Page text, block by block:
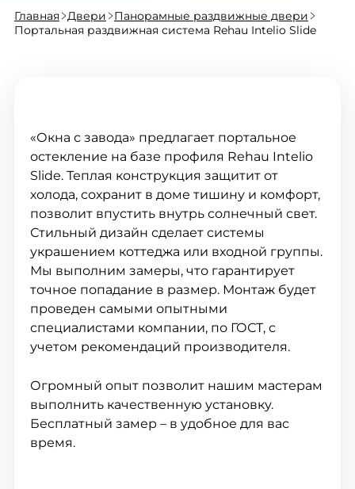
Главная Двери
Панорамные раздвижные двери
Портальная раздвижная система Rehau Intelio Slide
«Окна с завода» предлагает портальное
остекление на базе профиля Rehau Intelio
Slide. Теплая конструкция защитит от
холода, сохранит в доме тишину и комфорт,
позволит впустить внутрь солнечный свет.
Стильный дизайн сделает системы
украшением коттеджа или входной группы.
Мы выполним замеры, что гарантирует
точное попадание в размер. Монтаж будет
проведен самыми опытными
специалистами компании, по ГОСТ, с
учетом рекомендаций производителя.
Огромный опыт позволит нашим мастерам
выполнить качественную установку.
Бесплатный замер – в удобное для вас
время.